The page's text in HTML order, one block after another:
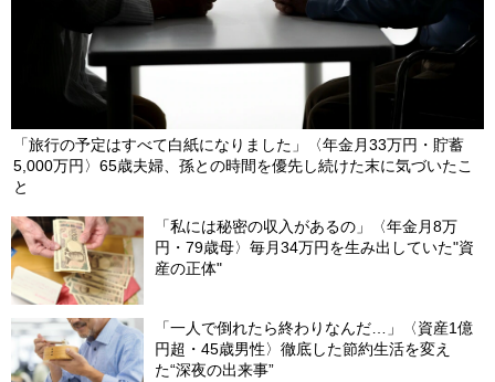
「旅行の予定はすべて白紙になりました」〈年金月33万円・貯蓄
5,000万円〉65歳夫婦、孫との時間を優先し続けた末に気づいたこ
と
「私には秘密の収入があるの」〈年金月8万
円・79歳母〉毎月34万円を生み出していた"資
産の正体"
「一人で倒れたら終わりなんだ…」〈資産1億
円超・45歳男性〉徹底した節約生活を変え
た“深夜の出来事”